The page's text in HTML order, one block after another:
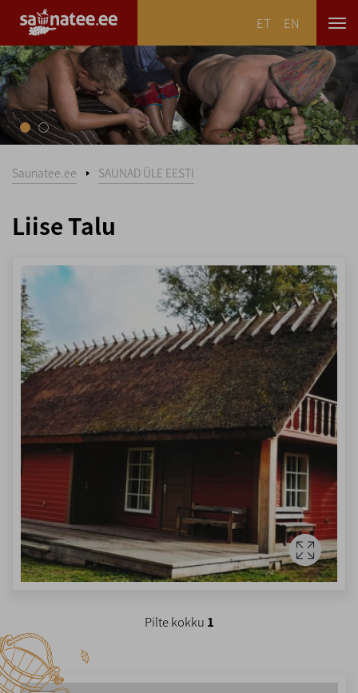
ET EN
Saunatee.ee SAUNAD ÜLE EESTI
Liise Talu
Pilte kokku 1